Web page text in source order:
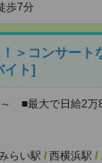
歩7分
＞コンサート
イト]
～ ■最大で日給2万
らい駅 / 西横浜駅 /